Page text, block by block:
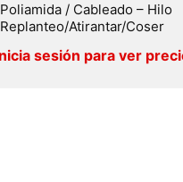
Poliamida / Cableado – Hilo
Replanteo/Atirantar/Coser